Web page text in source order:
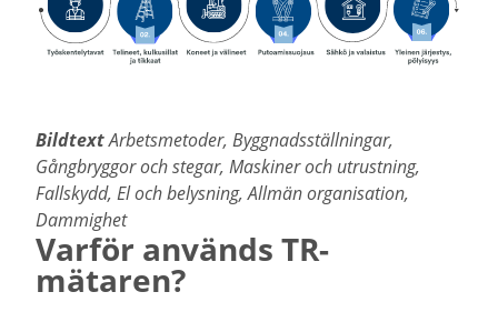
BildtextArbetsmetoder, Byggnadsställningar,
Gångbryggor och stegar, Maskiner och utrustning,
Fallskydd, El och belysning, Allmän organisation,
Dammighet
Varför används TR-
mätaren?